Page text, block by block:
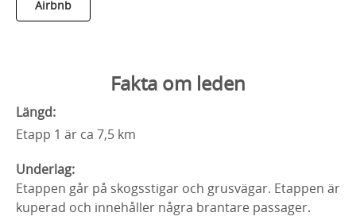
Airbnb
Fakta om leden
Längd:
Etapp 1 är ca 7,5 km
Underlag:
Etappen går på skogsstigar och grusvägar. Etappen är
kuperad och innehåller några brantare passager.